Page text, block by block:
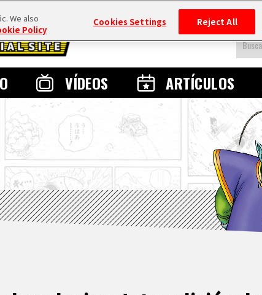
VÍDEOS ARTÍCULOS
We also
Policy
Cookies Settings Reject All